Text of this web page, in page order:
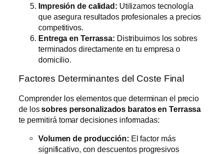
Impresión de calidad: Utilizamos tecnología
que asegura resultados profesionales a precios
competitivos.
Entrega en Terrassa: Distribuimos los sobres
terminados directamente en tu empresa o
domicilio.
Factores Determinantes del Coste Final
Comprender los elementos que determinan el precio
de lossobres personalizados baratos en Terrassa
te permitirá tomar decisiones informadas:
Volumen de producción: El factor más
significativo, con descuentos progresivos